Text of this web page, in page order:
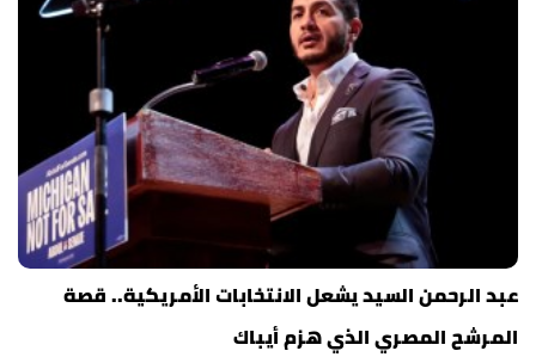
عبد الرحمن السيد يشعل الانتخابات الأمريكية.. قصة
المرشح المصري الذي هزم أيباك